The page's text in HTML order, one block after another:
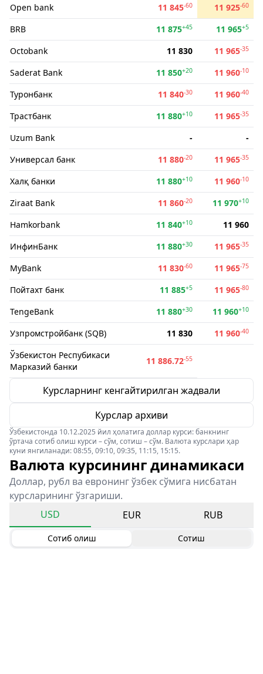
Open bank 11 845-60 11 925-60
BRB 11 875+45 11 965+5
Octobank 11 830 11 965-35
Saderat Bank 11 850+20 11 960-10
Туронбанк 11 840-30 11 960-40
Трастбанк 11 880+10 11 965-35
Uzum Bank -
-
Универсал банк
11 880-20 11 965-35
Халқ банки 11 880+10 11 960-10
Ziraat Bank 11 860-20 11 970+10
Hamkorbank 11 840+10
11 960
ИнфинБанк
11 880+30 11 965-35
MyBank 11 830-60 11 965-75
Пойтахт банк 11 885+5 11 965-80
TengeBank 11 880+30 11 960+10
Узпромстройбанк (SQB) 11 830 11 960-40
Ўзбекистон Респубикаси
Марказий банки
11 886.72-55
Курсларнинг кенгайтирилган жадвали
Курслар архиви
Ўзбекистонда 10.12.2025 йил ҳолатига доллар курси: банкнинг
ўртача сотиб олиш курси – сўм, сотиш – сўм. Валюта курслари ҳар
куни янгиланади: 08:55, 09:10, 09:35, 11:15, 15:15.
Валюта курсининг динамикаси
Доллар, рубл ва евронинг ўзбек сўмига нисбатан
курсларининг ўзгариши.
USD
EUR RUB
Сотиб олиш Сотиш